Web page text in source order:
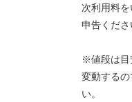
次利用料
申告くださ
※値段は目
変動する
い。